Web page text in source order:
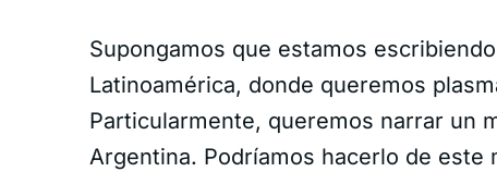
Supongamos que estamos
Latinoamérica, donde queremos
Particularmente, queremos narrar un
Argentina. Podríamos hacerlo de este